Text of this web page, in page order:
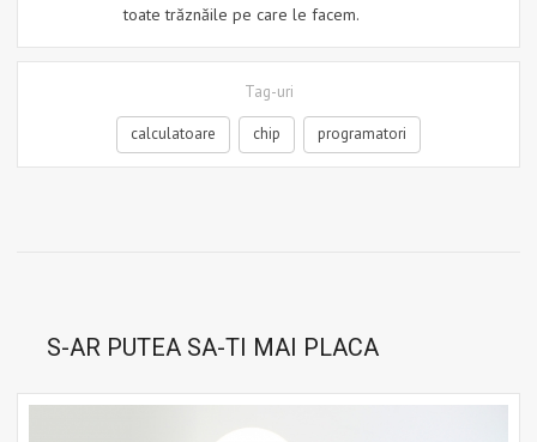
toate trăznăile pe care le facem.
Tag-uri
calculatoare chip programatori
S-AR PUTEA SA-TI MAI PLACA